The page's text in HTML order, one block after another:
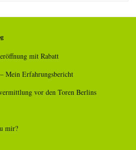
mit Rabatt
Mein Erfahrungsbericht
vor den Toren Berlins
mir?